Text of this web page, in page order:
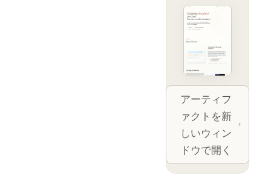
アーティフ
ァクトを新
しいウィン
ドウで開く
Open artifact